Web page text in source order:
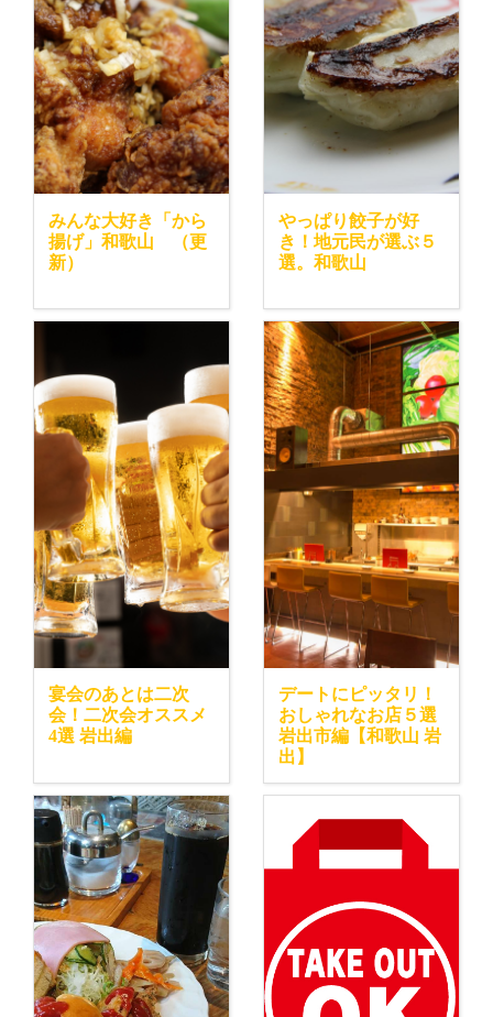
みんな大好き「から
揚げ」和歌山 （更
新）
やっぱり餃子が好
き！地元民が選ぶ５
選。和歌山
宴会のあとは二次
会！二次会オススメ
4選 岩出編
デートにピッタリ！
おしゃれなお店５選
岩出市編【和歌山 岩
出】